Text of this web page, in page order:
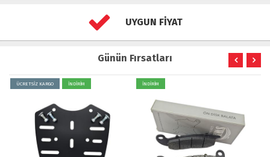
UYGUN FİYAT
Günün Fırsatları
ÜCRETSİZ KARGO İNDİRİM İNDİRİM